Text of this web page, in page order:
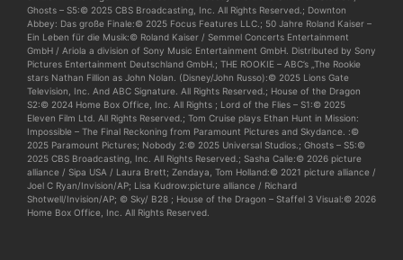
Ghosts – S5:© 2025 CBS Broadcasting, Inc. All Rights Reserved.; Downton
Abbey: Das große Finale:© 2025 Focus Features LLC.; 50 Jahre Roland Kaiser –
Ein Leben für die Musik:© Roland Kaiser / Semmel Concerts Entertainment
GmbH / Ariola a division of Sony Music Entertainment GmbH. Distributed by Sony
Pictures Entertainment Deutschland GmbH.; THE ROOKIE – ABC’s „The Rookie
stars Nathan Fillion as John Nolan. (Disney/John Russo):© 2025 Lions Gate
Television, Inc. And ABC Signature. All Rights Reserved.; House of the Dragon
S2:© 2024 Home Box Office, Inc. All Rights ; Lord of the Flies – S1:© 2025
Eleven Film Ltd. All Rights Reserved.; Tom Cruise plays Ethan Hunt in Mission:
Impossible – The Final Reckoning from Paramount Pictures and Skydance. :©
2025 Paramount Pictures; Nobody 2:© 2025 Universal Studios.; Ghosts – S5:©
2025 CBS Broadcasting, Inc. All Rights Reserved.; Sasha Calle:© 2026 picture
alliance / Sipa USA / Laura Brett; Zendaya, Tom Holland:© 2021 picture alliance /
Joel C Ryan/Invision/AP; Lisa Kudrow:picture alliance / Richard
Shotwell/Invision/AP; © Sky/ B28 ; House of the Dragon – Staffel 3 Visual:© 2026
Home Box Office, Inc. All Rights Reserved.